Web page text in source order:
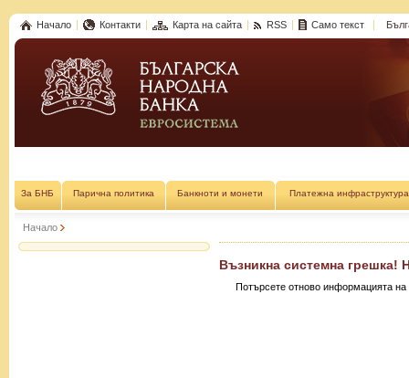
Начало Контакти Карта на сайта RSS Само текст
За БНБ Парична политика Банкноти и монети Платежна инфраструктура
Начало
Възникна системна грешка!
Потърсете отново информацията на